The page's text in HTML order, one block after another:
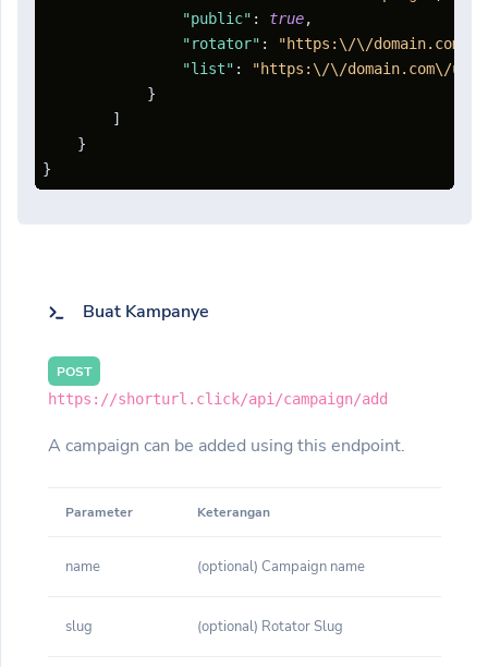
"public" : true,
"rotator" :
"https:\/\/
"list" :
"https:\/\/domain.com\/u\/
}
]
}
}
Buat Kampanye
POST
https://shorturl.click/api/campaign/add
A campaign can be added using this endpoint.
Parameter Keterangan
name (optional) Campaign name
slug (optional) Rotator Slug